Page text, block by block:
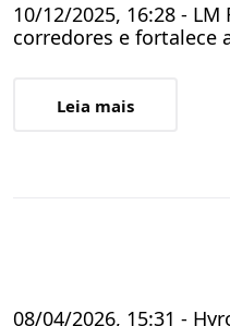
10/12/2025, 16:28 -
corredores e fortalece
Leia mais
08/04/2026, 15:31 -